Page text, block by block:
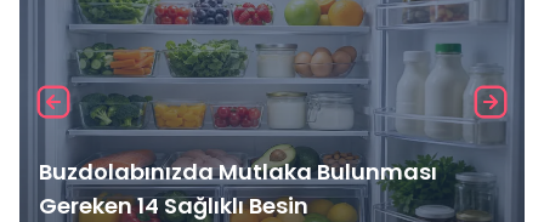
Buzdolabınızda Mutlaka Bulunması
Gereken 14 Sağlıklı Besin